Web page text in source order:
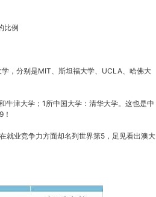
比例
，分别是MIT、斯坦福大学、UCLA、哈佛大
津大学；1所中国大学：清华大学。这也是中
业竞争力方面却名列世界第5，足见看出澳大